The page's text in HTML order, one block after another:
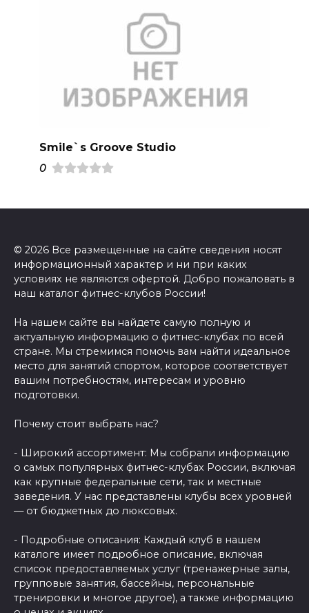
Smile`s Groove Studio
0
© 2026 Все размещенные на сайте сведения носят
информационный характер и ни при каких
условиях не являются офертой. Добро пожаловать в
наш каталог фитнес-клубов России!
На нашем сайте вы найдете самую полную и
актуальную информацию о фитнес-клубах по всей
стране. Мы стремимся помочь вам найти идеальное
место для занятий спортом, которое соответствует
вашим потребностям, интересам и уровню
подготовки.
Почему стоит выбрать нас?
- Широкий ассортимент: Мы собрали информацию
о самых популярных фитнес-клубах России, включая
как крупные федеральные сети, так и местные
заведения. У нас представлены клубы всех уровней
— от бюджетных до люксовых.
- Подробные описания: Каждый клуб в нашем
каталоге имеет подробное описание, включая
список предоставляемых услуг (тренажерные залы,
групповые занятия, бассейны, персональные
тренировки и многое другое), а также информацию